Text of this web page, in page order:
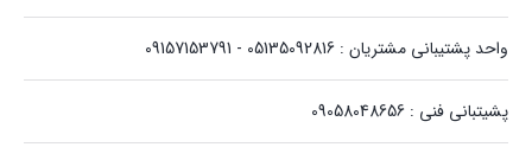
واحد پشتیبانی مشتریان : 05135092816 - 09157153791
پشیتبانی فنی : 09058048656